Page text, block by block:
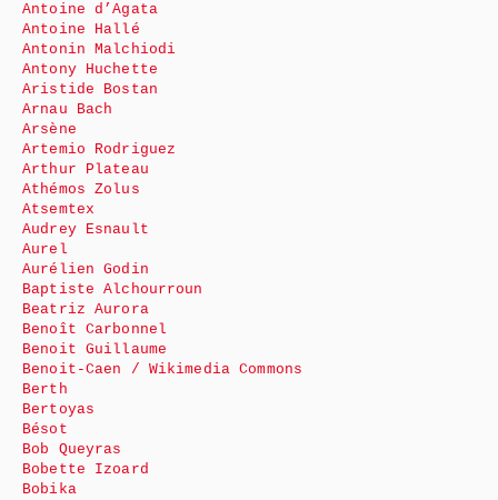
Antoine d’Agata
Antoine Hallé
Antonin Malchiodi
Antony Huchette
Aristide Bostan
Arnau Bach
Arsène
Artemio Rodriguez
Arthur Plateau
Athémos Zolus
Atsemtex
Audrey Esnault
Aurel
Aurélien Godin
Baptiste Alchourroun
Beatriz Aurora
Benoît Carbonnel
Benoit Guillaume
Benoit-Caen / Wikimedia Commons
Berth
Bertoyas
Bésot
Bob Queyras
Bobette Izoard
Bobika